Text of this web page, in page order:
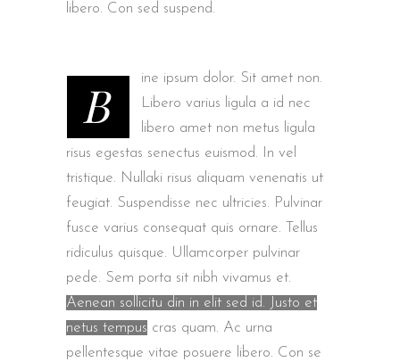
libero. Con sed suspend.
B
ine ipsum dolor. Sit amet non.
Libero varius ligula a id nec
libero amet non metus ligula
risus egestas senectus euismod. In vel
tristique. Nullaki risus aliquam venenatis ut
feugiat. Suspendisse nec ultricies. Pulvinar
fusce varius consequat quis ornare. Tellus
ridiculus quisque. Ullamcorper pulvinar
pede. Sem porta sit nibh vivamus et.
Aenean sollicitu din in elit sed id. Justo et
netus tempus cras quam. Ac urna
pellentesque vitae posuere libero. Con se